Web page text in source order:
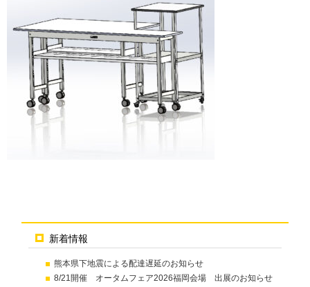
新着情報
熊本県下地震による配達遅延のお知らせ
8/21開催 オータムフェア2026福岡会場 出展のお知らせ